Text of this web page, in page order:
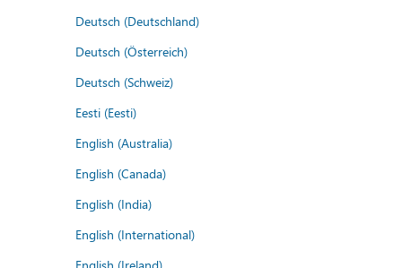
Deutsch (Deutschland)
Deutsch (Österreich)
Deutsch (Schweiz)
Eesti (Eesti)
English (Australia)
English (Canada)
English (India)
English (International)
English (Ireland)